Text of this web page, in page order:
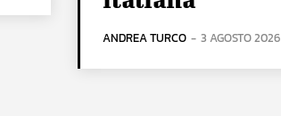
ANDREA TURCO - 3 AGOSTO 2026